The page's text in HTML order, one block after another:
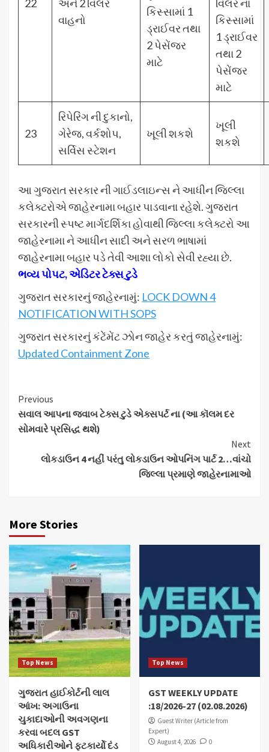
22
અને 2 વિલર
વાહનો
કિસ્સામાં 1
ડ્રાઈવર તથા
2 પેસેંજર
માટે
વિલર ના
કિસ્સામાં
1 ડ્રાઈવર
તથા 2
પેસેંજર
માટે
23
રિપેરિંગ ની દુકાનો,
ગેરેજ, વર્કશોપ,
સર્વિસ સ્ટેશન
ખૂલી શકશે
ખૂલી
શકશે
આ ગુજરાત સરકાર ની ગાઈડલાઇન્સ ને આધીન જિલ્લા
કલેક્ટરોએ જાહેરનામા બહાર પાડવાના રહેશે. ગુજરાત
સરકારની સ્પષ્ટ માર્ગદર્શિકા હોવાથી જિલ્લા કલેક્ટરો આ
જાહેરનામા ને આધીન સાદી અને સરળ ભાષામાં
જાહેરનામા બહાર પડે તેવી આશા લોકો સેવી રહ્યા છે.
ભવ્ય પોપટ, એડિટર ટેક્સ ટુડે
ગુજરાત સરકારનું જાહેરનામું: LOCK DOWN 4
NOTIFICATION WITH SOPS
ગુજરાત સરકારનું કંટેંમેંટ ઝોન જાહેર કરતું જાહેરનામું:
Updated Containment Zone
Continue
Reading
Previous
સવાલ આપના જવાબ ટેક્સ ટુડે એક્સપર્ટ ના (આ કૉલમ દર
સોમવારે પ્રસિદ્ધ થશે)
Next
લોકડાઉન 4 નહીં પરંતુ લોકડાઉન ઓપનિંગ પાર્ટ 2…વાંચો
જિલ્લા પ્રમાણે જાહેરનામાઓ
More Stories
Top News
ગુજરાત હાઈકોર્ટની લાલ
આંખ: અગાઉના
ચુકાદાઓની અવગણના
કરવા બદલ GST
અધિકારીઓને ફટકાર્યો દંડ
Top News
GST WEEKLY UPDATE
:18/2026-27 (02.08.2026)
Guest Writer (Article from
Expert)
August 4, 2026
0